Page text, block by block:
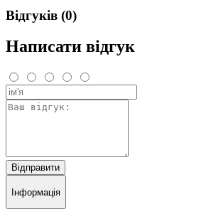
Відгуків (0)
Написати відгук
Відправити
Інформація